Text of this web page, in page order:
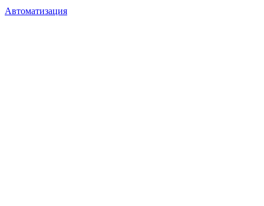
Автоматизация